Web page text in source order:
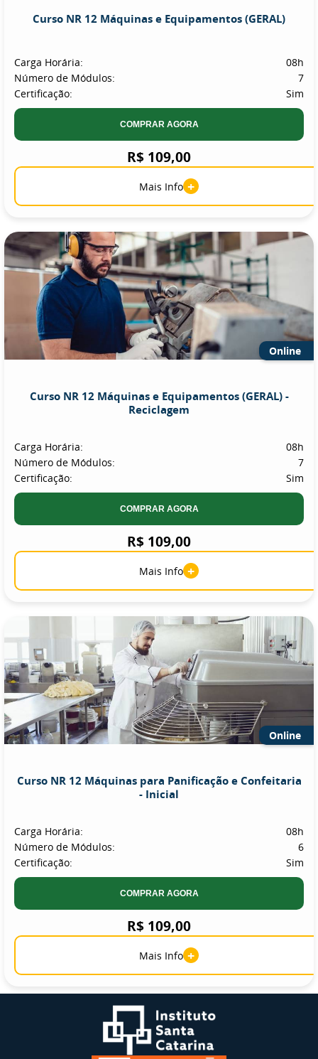
Curso NR 12 Máquinas e Equipamentos (GERAL)
Carga Horária:
08h
Número de Módulos:
7
Certificação:
Sim
COMPRAR AGORA
R$ 109,00
Mais Info +
Online
Curso NR 12 Máquinas e Equipamentos (GERAL) -
Reciclagem
Carga Horária:
08h
Número de Módulos:
7
Certificação:
Sim
COMPRAR AGORA
R$ 109,00
Mais Info +
Online
Curso NR 12 Máquinas para Panificação e Confeitaria
- Inicial
Carga Horária:
08h
Número de Módulos:
6
Certificação:
Sim
COMPRAR AGORA
R$ 109,00
Mais Info +